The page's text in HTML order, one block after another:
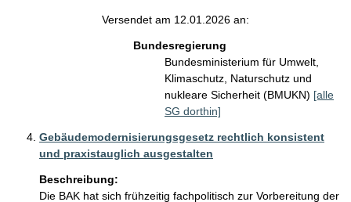
Versendet am 12.01.2026 an:
Bundesregierung
Bundesministerium für Umwelt,
Klimaschutz, Naturschutz und
nukleare Sicherheit (BMUKN) [alle
SG dorthin]
Gebäudemodernisierungsgesetz rechtlich konsistent
und praxistauglich ausgestalten
Beschreibung:
Die BAK hat sich frühzeitig fachpolitisch zur Vorbereitung der